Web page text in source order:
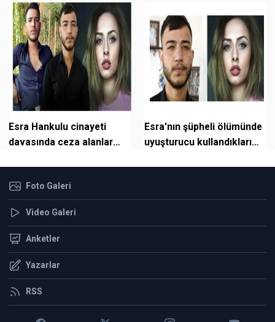
Esra Hankulu cinayeti
davasında ceza alanlar
Esra'nın şüpheli ölümünde
uyuşturucu kullandıkları
Foto Galeri
Video Galeri
Anketler
Yazarlar
RSS